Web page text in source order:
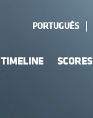
PORTUGUÊS
TIMELINE SCORES